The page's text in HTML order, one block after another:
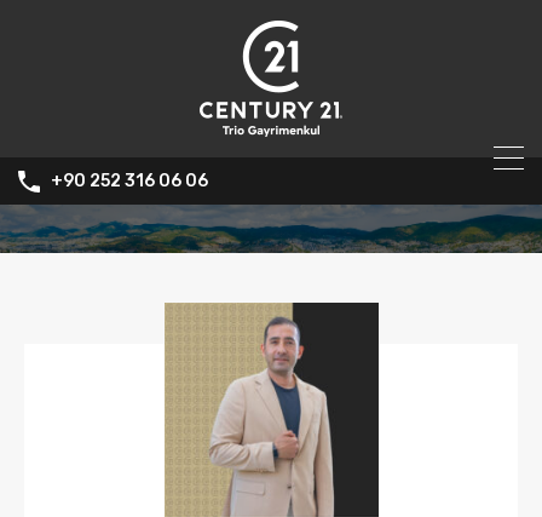
+90 252 316 06 06